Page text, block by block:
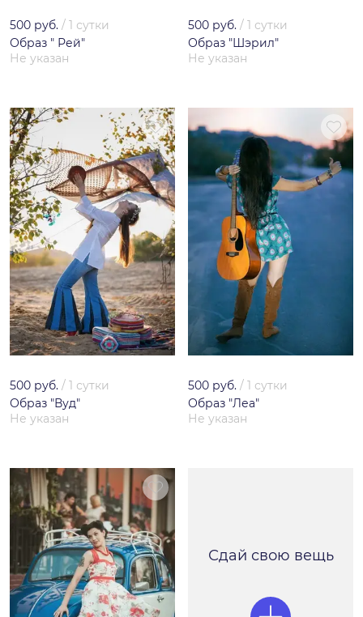
500 руб. / 1 сутки
Образ " Рей"
Не указан
500 руб. / 1 сутки
Образ "Шэрил"
Не указан
500 руб. / 1 сутки
Образ "Вуд"
Не указан
500 руб. / 1 сутки
Образ "Леа"
Не указан
Сдай свою вещь